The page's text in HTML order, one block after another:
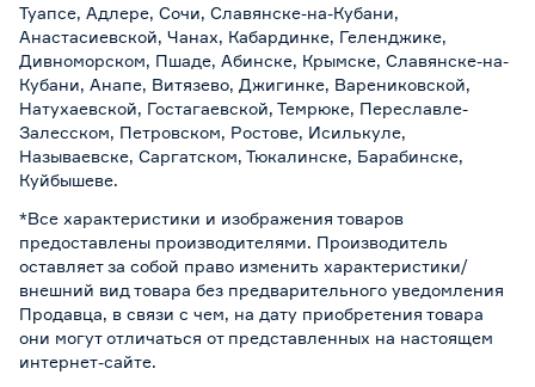
Туапсе, Адлере, Сочи, Славянске-на-Кубани,
Анастасиевской, Чанах, Кабардинке, Геленджике,
Дивноморском, Пшаде, Абинске, Крымске, Славянске-на-
Кубани, Анапе, Витязево, Джигинке, Варениковской,
Натухаевской, Гостагаевской, Темрюке, Переславле-
Залесском, Петровском, Ростове, Исилькуле,
Называевске, Саргатском, Тюкалинске, Барабинске,
Куйбышеве.
*Все характеристики и изображения товаров
предоставлены производителями. Производитель
оставляет за собой право изменить характеристики/
внешний вид товара без предварительного уведомления
Продавца, в связи с чем, на дату приобретения товара
они могут отличаться от представленных на настоящем
интернет-сайте.